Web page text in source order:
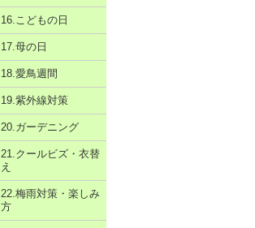
16.こどもの日
17.母の日
18.愛鳥週間
19.紫外線対策
20.ガーデニング
21.クールビズ・衣替
え
22.梅雨対策・楽しみ
方